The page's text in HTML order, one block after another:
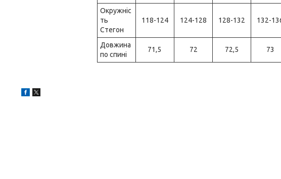
Окружніс
ть
Стегон
118-124 124-128 128-132 132-
Довжина
по спині
71,5 72 72,5 73